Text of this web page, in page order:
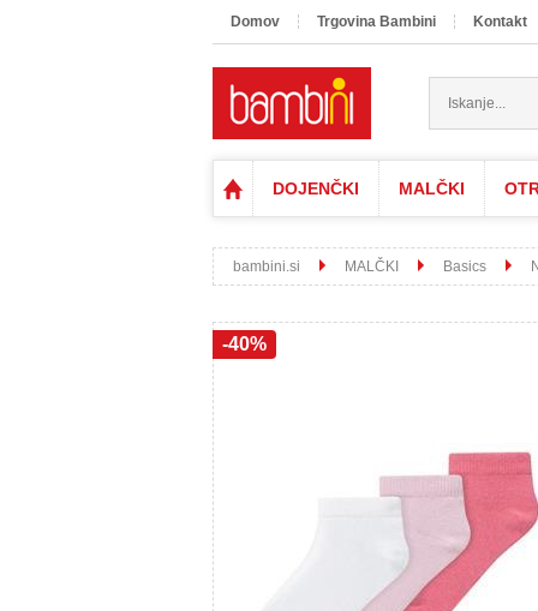
Domov Trgovina Bambini Kontakt
DOJENČKI MALČKI
bambini.si MALČKI Basics
-40%